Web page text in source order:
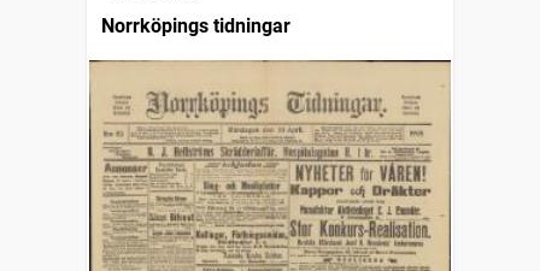
Norrköpings tidningar